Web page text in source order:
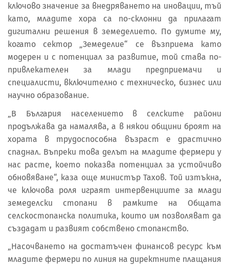
ключово значение за внедряването на иновации, тъй
като, младите хора са по-склонни да прилагат
дигитални решения в земеделието. По думите му,
когато сектор „Земеделие“ се възприема като
модерен и с потенциал за развитие, той става по-
привлекателен за млади предприемачи и
специалисти, включително с техническо, бизнес или
научно образование.
„В България населението в селските райони
продължава да намалява, а в някои общини броят на
хората в трудоспособна възраст е драстично
спаднал. Въпреки това делът на младите фермери у
нас расте, което показва потенциал за устойчиво
обновяване“, каза още министър Тахов. Той изтъкна,
че ключова роля играят интервенциите за млади
земеделски стопани в рамките на Общата
селскостопанска политика, които им позволяват да
създадат и развият собствено стопанство.
„Насочването на достатъчен финансов ресурс към
младите фермери по линия на директните плащания